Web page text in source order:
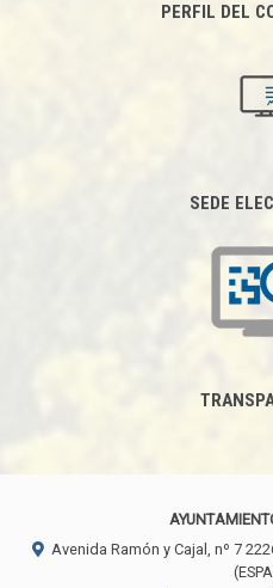
PERFIL DEL
SEDE
Avenida Ramón y Cajal, nº 7